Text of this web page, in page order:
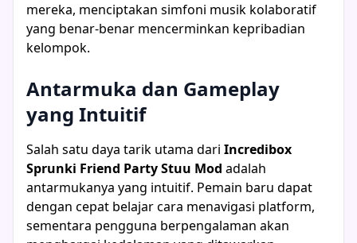
mereka, menciptakan simfoni musik kolaboratif
yang benar-benar mencerminkan kepribadian
kelompok.
Antarmuka dan Gameplay
yang Intuitif
Salah satu daya tarik utama dari Incredibox
Sprunki Friend Party Stuu Mod adalah
antarmukanya yang intuitif. Pemain baru dapat
dengan cepat belajar cara menavigasi platform,
sementara pengguna berpengalaman akan